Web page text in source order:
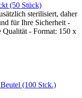
(50 Stück)
sterilisiert, daher
für Ihre Sicherheit -
Qualität - Format: 150 x
(100 Stck.)